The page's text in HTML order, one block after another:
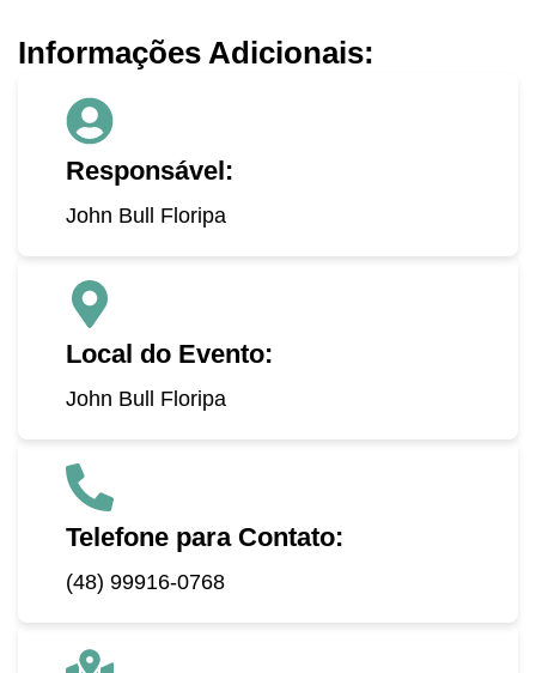
Informações Adicionais:
Responsável:
John Bull Floripa
Local do Evento:
John Bull Floripa
Telefone para Contato:
(48) 99916-0768